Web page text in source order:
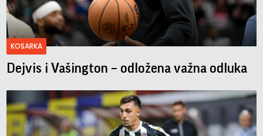
KOSARKA
Dejvis i Vašington – odložena važna odluka